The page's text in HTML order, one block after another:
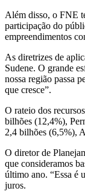
Além disso, o FNE
participação do
empreendimentos
As diretrizes de
Sudene. O grande
nossa região passa
que cresce”.
O rateio dos
bilhões (12,4%),
2,4 bilhões (6,5%),
O diretor de
que consideramos
último ano. “Essa é
juros.